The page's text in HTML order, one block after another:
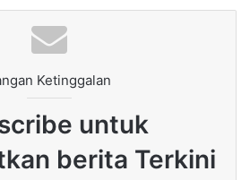
Ketinggalan
untuk
berita Terkini